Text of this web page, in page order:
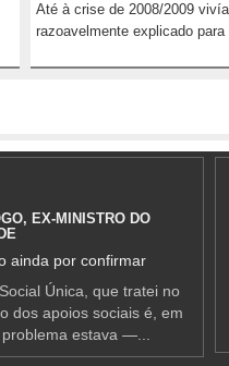
Até à crise de 2008/2009
razoavelmente explicado para
EX-MINISTRO DO
ainda por confirmar
Única, que tratei no
dos apoios sociais é, em
estava —...